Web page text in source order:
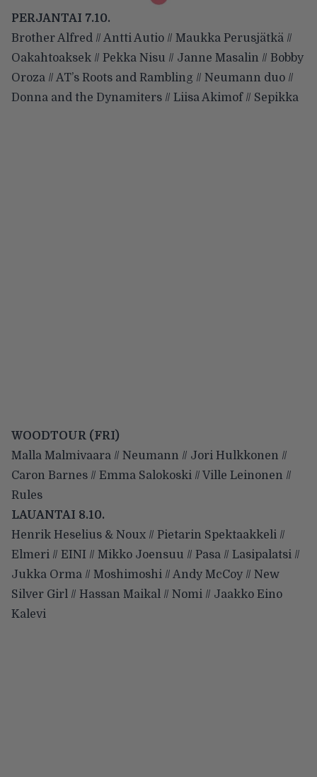
PERJANTAI 7.10.
Brother Alfred // Antti Autio // Maukka Perusjätkä //
Oakahtoaksek // Pekka Nisu // Janne Masalin // Bobby
Oroza // AT’s Roots and Rambling // Neumann duo //
Donna and the Dynamiters // Liisa Akimof // Sepikka
WOODTOUR (FRI)
Malla Malmivaara // Neumann // Jori Hulkkonen //
Caron Barnes // Emma Salokoski // Ville Leinonen //
Rules
LAUANTAI 8.10.
Henrik Heselius & Noux // Pietarin Spektaakkeli //
Elmeri // EINI // Mikko Joensuu // Pasa // Lasipalatsi //
Jukka Orma // Moshimoshi // Andy McCoy // New
Silver Girl // Hassan Maikal // Nomi // Jaakko Eino
Kalevi